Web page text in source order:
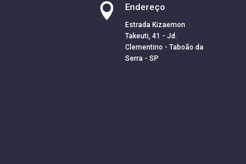
 Endereço
Estrada Kizaemon
Takeuti, 41 - Jd.
Clementino - Taboão da
Serra - SP